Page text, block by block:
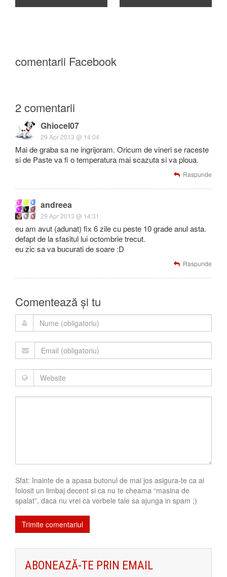
comentarii Facebook
2 comentarii
Ghiocel07
29 Apr 2013 @ 14:04
Mai de graba sa ne ingrijoram. Oricum de vineri se raceste
si de Paste va fi o temperatura mai scazuta si va ploua.
Raspunde
andreea
29 Apr 2013 @ 14:31
eu am avut (adunat) fix 6 zile cu peste 10 grade anul asta.
defapt de la sfasitul lui octombrie trecut.
eu zic sa va bucurati de soare :D
Raspunde
Comentează și tu
Sfat: Inainte de a apasa butonul de mai jos asigura-te ca ai
folosit un limbaj decent si ca nu te cheama “masina de
spalat”, daca nu vrei ca vorbele tale sa ajunga in spam ;)
ABONEAZĂ-TE PRIN EMAIL